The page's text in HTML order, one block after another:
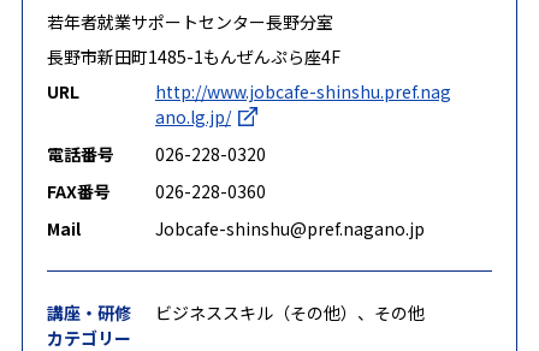
若年者就業サポートセンター長野分室
長野市新田町1485-1もんぜんぷら座4F
URL
http://www.jobcafe-shinshu.pref.nag
ano.lg.jp/
電話番号
026-228-0320
FAX番号
026-228-0360
Mail
Jobcafe-shinshu@pref.nagano.jp
講座・研修
カテゴリー
ビジネススキル（その他）、その他